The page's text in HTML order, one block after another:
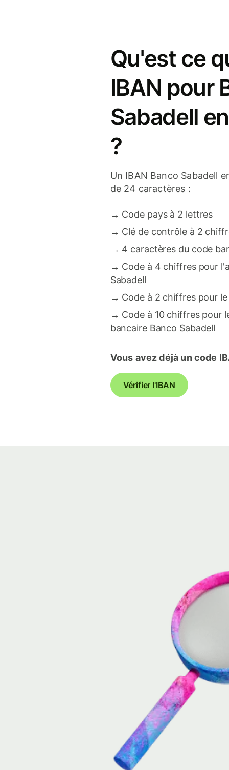
Qu'est ce
IBAN pour
Sabadell
?
Un IBAN Banco Sabadell
de 24 caractères :
→ Code pays à 2 lettres
→ Clé de contrôle à 2
→ 4 caractères du code
→ Code à 4 chiffres pour
Sabadell
→ Code à 2 chiffres pour
→ Code à 10 chiffres pour
bancaire Banco Sabadell
Vous avez déjà un code
Vérifier l'IBAN